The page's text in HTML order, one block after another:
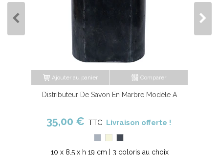
Ajouter au panier Comparer
Distributeur De Savon En Marbre Modèle A
35,00 € TTC Livraison offerte !
10 x 8.5 x h 19 cm | 3 coloris au choix